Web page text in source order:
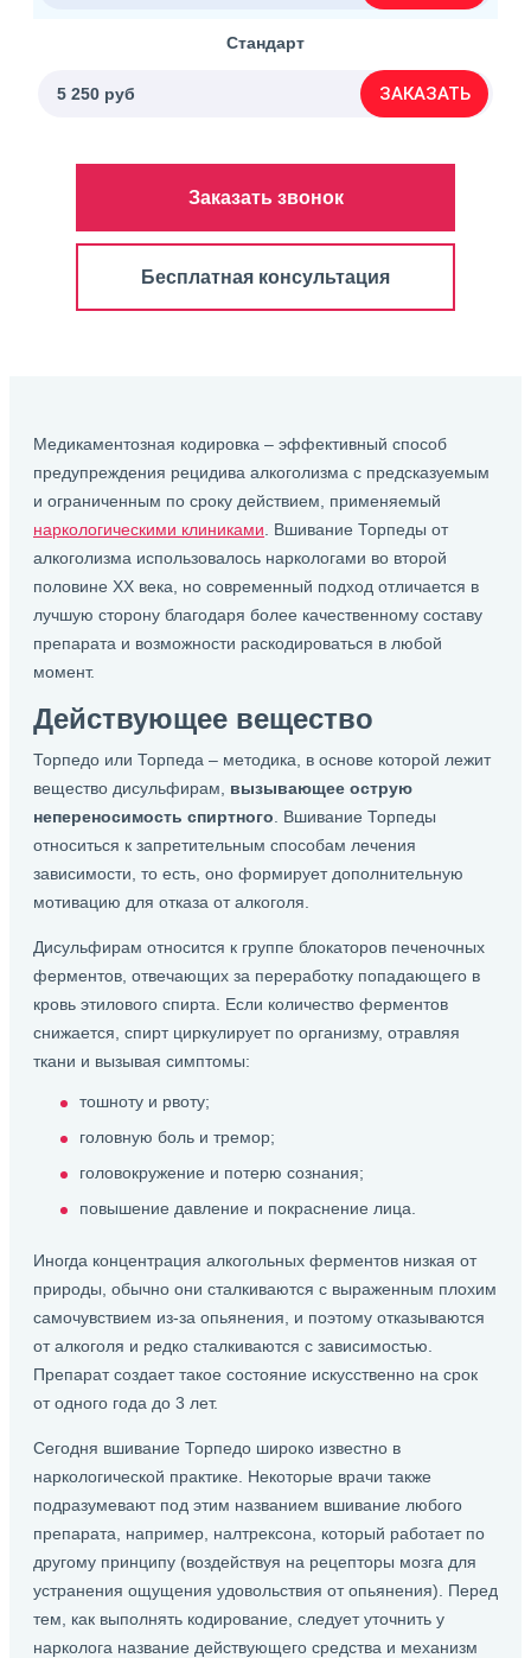
Стандарт
5 250 руб ЗАКАЗАТЬ
Заказать звонок
Бесплатная консультация
Медикаментозная кодировка – эффективный способ
предупреждения рецидива алкоголизма с предсказуемым
и ограниченным по сроку действием, применяемый
наркологическими клиниками . Вшивание Торпеды от
алкоголизма использовалось наркологами во второй
половине ХХ века, но современный подход отличается в
лучшую сторону благодаря более качественному составу
препарата и возможности раскодироваться в любой
момент.
Действующее вещество
Торпедо или Торпеда – методика, в основе которой лежит
вещество дисульфирам, вызывающее острую
непереносимость спиртного . Вшивание Торпеды
относиться к запретительным способам лечения
зависимости, то есть, оно формирует дополнительную
мотивацию для отказа от алкоголя.
Дисульфирам относится к группе блокаторов печеночных
ферментов, отвечающих за переработку попадающего в
кровь этилового спирта. Если количество ферментов
снижается, спирт циркулирует по организму, отравляя
ткани и вызывая симптомы:
тошноту и рвоту;
головную боль и тремор;
головокружение и потерю сознания;
повышение давление и покраснение лица.
Иногда концентрация алкогольных ферментов низкая от
природы, обычно они сталкиваются с выраженным плохим
самочувствием из-за опьянения, и поэтому отказываются
от алкоголя и редко сталкиваются с зависимостью.
Препарат создает такое состояние искусственно на срок
от одного года до 3 лет.
Сегодня вшивание Торпедо широко известно в
наркологической практике. Некоторые врачи также
подразумевают под этим названием вшивание любого
препарата, например, налтрексона, который работает по
другому принципу (воздействуя на рецепторы мозга для
устранения ощущения удовольствия от опьянения). Перед
тем, как выполнять кодирование, следует уточнить у
нарколога название действующего средства и механизм